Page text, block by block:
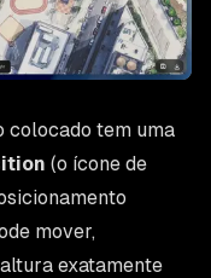
colocado tem uma
(o ícone de
mover,
exatamente